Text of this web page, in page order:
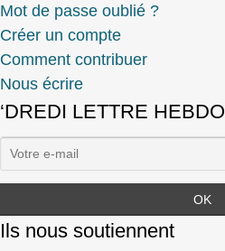
Mot de passe oublié ?
Créer un compte
Comment contribuer
Nous écrire
‘DREDI LETTRE HEBDO
Ils nous soutiennent